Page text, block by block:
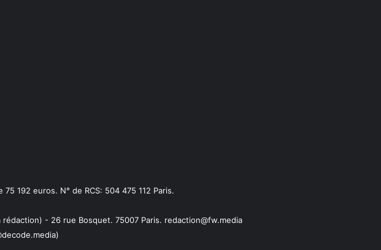
75 192 euros. N° de RCS: 504 475 112 Paris.
- 26 rue Bosquet. 75007 Paris. redaction@fw.media